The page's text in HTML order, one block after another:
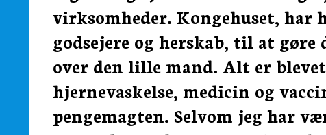
virksomheder. Kongehuset, har
godsejere og herskab, til at
over den lille mand. Alt er
hjernevaskelse, medicin og
pengemagten. Selvom jeg har